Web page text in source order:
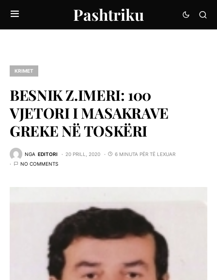
Pashtriku
KRIMET
BESNIK Z.IMERI: 100
VJETORI I MASAKRAVE
GREKE NË TOSKËRI
NGA EDITORI 20 PRILL, 2020
6 MINUTA PËR TË LEXUAR
NO COMMENTS